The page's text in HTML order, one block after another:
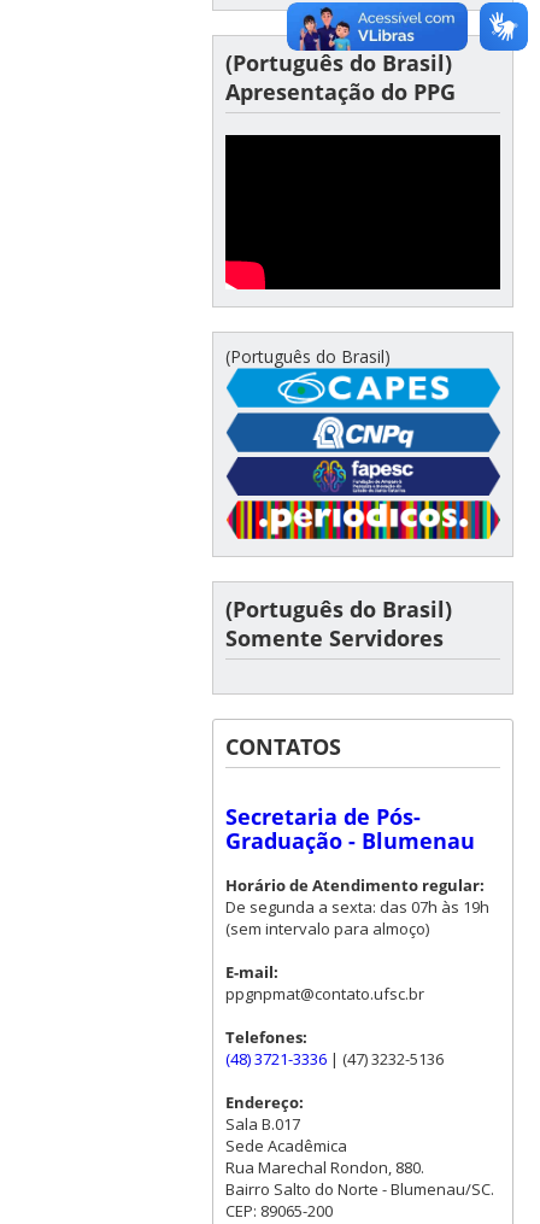
(Português do Brasil)
Apresentação do PPG
(Português do Brasil)
(Português do Brasil)
Somente Servidores
CONTATOS
Secretaria de Pós-
Graduação - Blumenau
Horário de Atendimento regular:
De segunda a sexta: das 07h às 19h
(sem intervalo para almoço)
E-mail:
ppgnpmat@contato.ufsc.br
Telefones:
(48) 3721-3336| (47) 3232-5136
Endereço:
Sala B.017
Sede Acadêmica
Rua Marechal Rondon, 880.
Bairro Salto do Norte - Blumenau/SC.
CEP: 89065-200